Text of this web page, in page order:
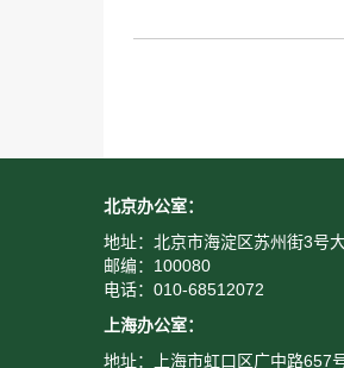
北京办公室：
地址：北京市海淀区苏州街3号
邮编：100080
电话：010-68512072
上海办公室：
地址：上海市虹口区广中路657